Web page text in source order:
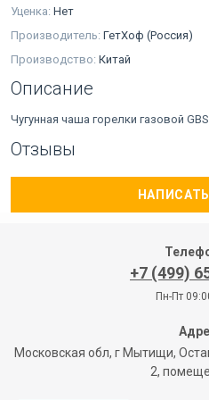
Уценка: Нет
Производитель: ГетХоф (Россия)
Производство: Китай
Описание
Чугунная чаша горелки газовой
Отзывы
+7 (499)
Пн-Пт
Московская обл, г Мытищи,
2,